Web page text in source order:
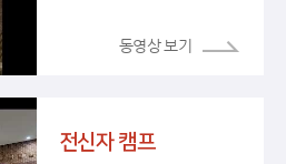
전신자 캠프